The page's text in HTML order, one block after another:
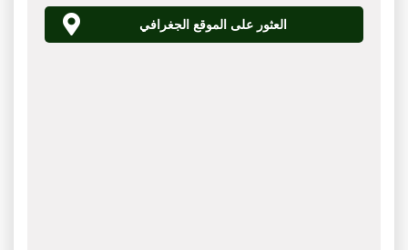
العثور على الموقع الجغرافي